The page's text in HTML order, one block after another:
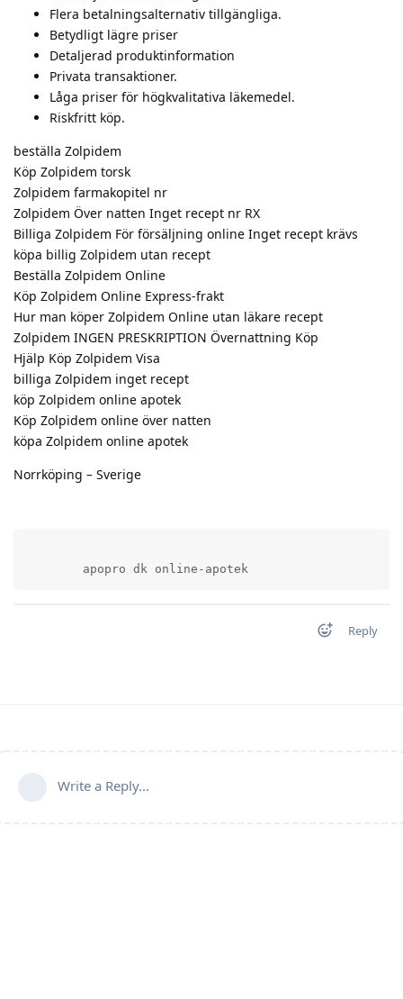
Flera betalningsalternativ tillgängliga.
Betydligt lägre priser
Detaljerad produktinformation
Privata transaktioner.
Låga priser för högkvalitativa läkemedel.
Riskfritt köp.
beställa Zolpidem
Köp Zolpidem torsk
Zolpidem farmakopitel nr
Zolpidem Över natten Inget recept nr RX
Billiga Zolpidem För försäljning online Inget recept krävs
köpa billig Zolpidem utan recept
Beställa Zolpidem Online
Köp Zolpidem Online Express-frakt
Hur man köper Zolpidem Online utan läkare recept
Zolpidem INGEN PRESKRIPTION Övernattning Köp
Hjälp Köp Zolpidem Visa
billiga Zolpidem inget recept
köp Zolpidem online apotek
Köp Zolpidem online över natten
köpa Zolpidem online apotek
Norrköping – Sverige
        apopro dk online-apotek
Reply
Write a Reply...